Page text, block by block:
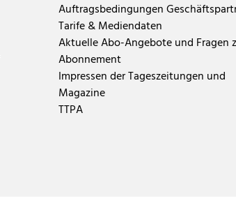
Auftragsbedingungen
Tarife & Mediendaten
Aktuelle Abo-Angebote und Fragen
Abonnement
Impressen der Tageszeitungen und
Magazine
TTPA